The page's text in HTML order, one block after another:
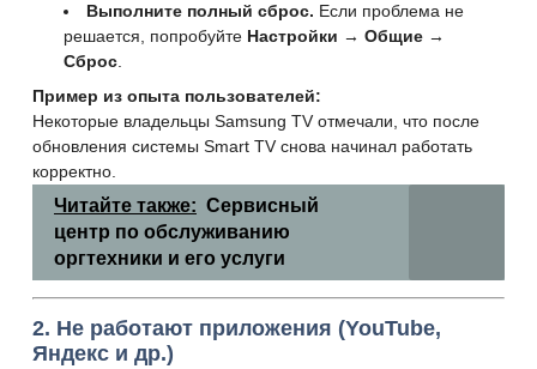
Выполните полный сброс. Если проблема не
решается, попробуйте Настройки → Общие →
Сброс
Пример из опыта пользователей:
Некоторые владельцы Samsung TV отмечали, что после
обновления системы Smart TV снова начинал работать
корректно.
Читайте также: Сервисный
центр по обслуживанию
оргтехники и его услуги
2. Не работают приложения (YouTube,
Яндекс и др.)